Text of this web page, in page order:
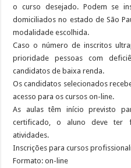
o curso desejado. Podem se
domiciliados no estado de São
modalidade escolhida.
Caso o número de inscritos
prioridade pessoas com
candidatos de baixa renda.
Os candidatos selecionados
acesso para os cursos on-line.
As aulas têm início previsto
certificado, o aluno deve ter
atividades.
Inscrições para cursos
Formato: on-line